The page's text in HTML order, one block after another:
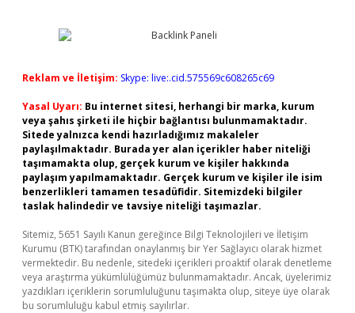
Reklam ve İletişim: Skype: live:.cid.575569c608265c69
Yasal Uyarı: Bu internet sitesi, herhangi bir marka, kurum
veya şahıs şirketi ile hiçbir bağlantısı bulunmamaktadır.
Sitede yalnızca kendi hazırladığımız makaleler
paylaşılmaktadır. Burada yer alan içerikler haber niteliği
taşımamakta olup, gerçek kurum ve kişiler hakkında
paylaşım yapılmamaktadır. Gerçek kurum ve kişiler ile isim
benzerlikleri tamamen tesadüfidir. Sitemizdeki bilgiler
taslak halindedir ve tavsiye niteliği taşımazlar.
Sitemiz, 5651 Sayılı Kanun gereğince Bilgi Teknolojileri ve İletişim
Kurumu (BTK) tarafından onaylanmış bir Yer Sağlayıcı olarak hizmet
vermektedir. Bu nedenle, sitedeki içerikleri proaktif olarak denetleme
veya araştırma yükümlülüğümüz bulunmamaktadır. Ancak, üyelerimiz
yazdıkları içeriklerin sorumluluğunu taşımakta olup, siteye üye olarak
bu sorumluluğu kabul etmiş sayılırlar.